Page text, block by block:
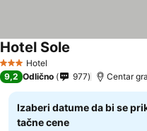
3 Zvezdice
Hotel
Hotel Sole
9,2 Odlično 977 Centar
Izaberi datume da bi se
tačne cene